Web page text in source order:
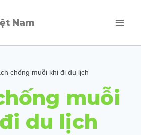
Nam
chống muỗi khi đi du lịch
muỗi
du lịch